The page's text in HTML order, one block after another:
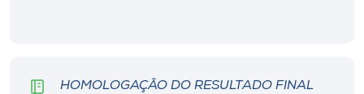
HOMOLOGAÇÃO DO RESULTADO FINAL